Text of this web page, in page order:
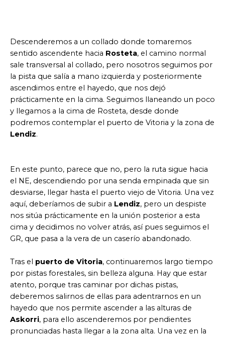
Descenderemos a un collado donde tomaremos
sentido ascendente hacia Rosteta, el camino normal
sale transversal al collado, pero nosotros seguimos por
la pista que salía a mano izquierda y posteriormente
ascendimos entre el hayedo, que nos dejó
prácticamente en la cima. Seguimos llaneando un poco
y llegamos a la cima de Rosteta, desde donde
podremos contemplar el puerto de Vitoria y la zona de
Lendiz.
En este punto, parece que no, pero la ruta sigue hacia
el NE, descendiendo por una senda empinada que sin
desviarse, llegar hasta el puerto viejo de Vitoria. Una vez
aquí, deberíamos de subir a Lendiz, pero un despiste
nos sitúa prácticamente en la unión posterior a esta
cima y decidimos no volver atrás, así pues seguimos el
GR, que pasa a la vera de un caserío abandonado.
Tras el puerto de Vitoria, continuaremos largo tiempo
por pistas forestales, sin belleza alguna. Hay que estar
atento, porque tras caminar por dichas pistas,
deberemos salirnos de ellas para adentrarnos en un
hayedo que nos permite ascender a las alturas de
Askorri, para ello ascenderemos por pendientes
pronunciadas hasta llegar a la zona alta. Una vez en la